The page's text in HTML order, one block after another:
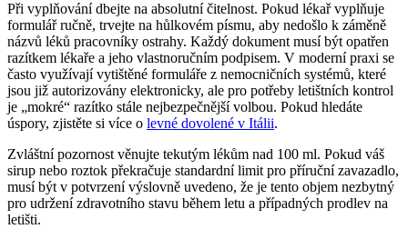
Při vyplňování dbejte na absolutní čitelnost. Pokud lékař vyplňuje
formulář ručně, trvejte na hůlkovém písmu, aby nedošlo k záměně
názvů léků pracovníky ostrahy. Každý dokument musí být opatřen
razítkem lékaře a jeho vlastnoručním podpisem. V moderní praxi se
často využívají vytištěné formuláře z nemocničních systémů, které
jsou již autorizovány elektronicky, ale pro potřeby letištních kontrol
je „mokré“ razítko stále nejbezpečnější volbou. Pokud hledáte
úspory, zjistěte si více o levné dovolené v Itálii.
Zvláštní pozornost věnujte tekutým lékům nad 100 ml. Pokud váš
sirup nebo roztok překračuje standardní limit pro příruční zavazadlo,
musí být v potvrzení výslovně uvedeno, že je tento objem nezbytný
pro udržení zdravotního stavu během letu a případných prodlev na
letišti.